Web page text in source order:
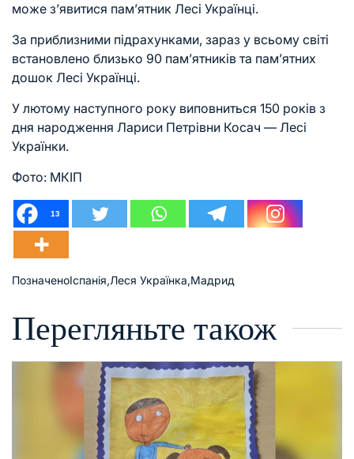
може з’явитися пам’ятник Лесі Українці.
За приблизними підрахунками, зараз у всьому світі
встановлено близько 90 пам’ятників та пам’ятних
дошок Лесі Українці.
У лютому наступного року виповниться 150 років з
дня народження Лариси Петрівни Косач — Лесі
Українки.
Фото: МКІП
13
ПозначеноІспанія,Леся Українка,Мадрид
Перегляньте також